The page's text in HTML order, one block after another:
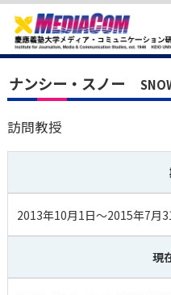
ナンシー・スノー
訪問教授
2013年10月1日〜2015年7月
現